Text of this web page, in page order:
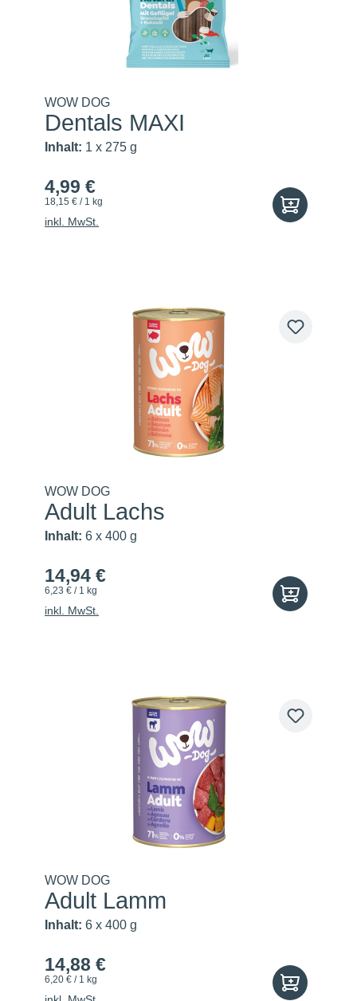
WOW DOG
Dentals MAXI
Inhalt: 1 x 275 g
4,99 €
18,15 € / 1 kg
inkl. MwSt.
WOW DOG
Adult Lachs
Inhalt: 6 x 400 g
14,94 €
6,23 € / 1 kg
inkl. MwSt.
WOW DOG
Adult Lamm
Inhalt: 6 x 400 g
14,88 €
6,20 € / 1 kg